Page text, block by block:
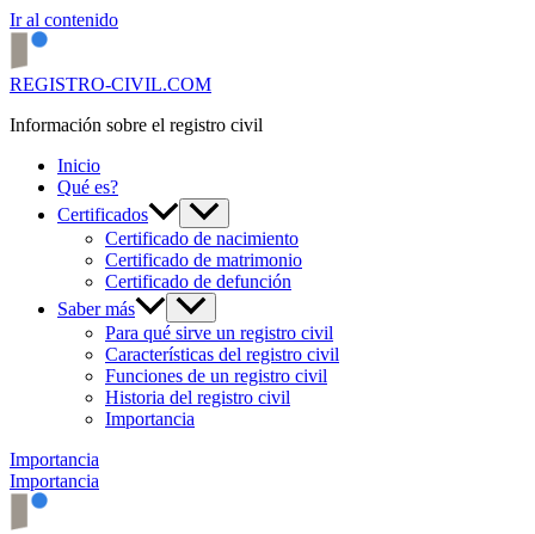
Ir al contenido
REGISTRO-CIVIL.COM
Información sobre el registro civil
Inicio
Qué es?
Certificados
Certificado de nacimiento
Certificado de matrimonio
Certificado de defunción
Saber más
Para qué sirve un registro civil
Características del registro civil
Funciones de un registro civil
Historia del registro civil
Importancia
Importancia
Importancia